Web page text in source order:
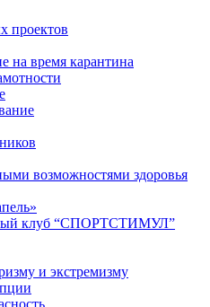
проектов
на время карантина
возможностями здоровья
клуб “СПОРТСТИМУЛ”
и экстремизму